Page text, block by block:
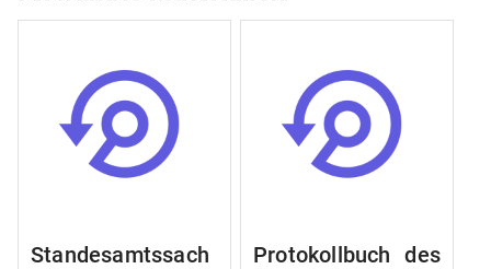
Standesamtssach
Protokollbuch des